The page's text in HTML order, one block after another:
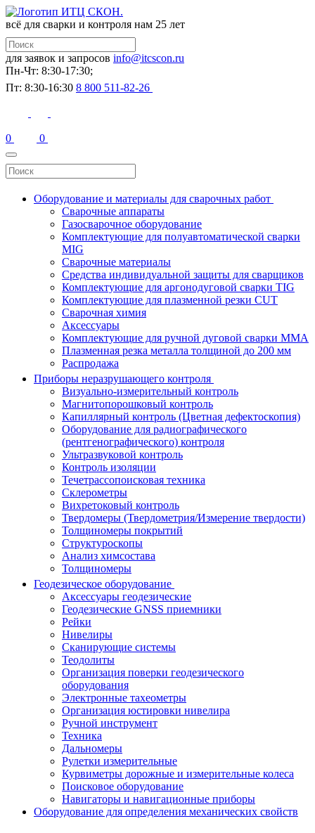
всё для сварки и контроля нам 25 лет
для заявок и запросов info@itcscon.ru
Пн-Чт: 8:30-17:30;
Пт: 8:30-16:30 8 800 511-82-26
0 0
Оборудование и материалы для сварочных работ
Сварочные аппараты
Газосварочное оборудование
Комплектующие для полуавтоматической сварки
MIG
Сварочные материалы
Средства индивидуальной защиты для сварщиков
Комплектующие для аргонодуговой сварки TIG
Комплектующие для плазменной резки CUT
Сварочная химия
Аксессуары
Комплектующие для ручной дуговой сварки MMA
Плазменная резка металла толщиной до 200 мм
Распродажа
Приборы неразрушающего контроля
Визуально-измерительный контроль
Магнитопорошковый контроль
Капиллярный контроль (Цветная дефектоскопия)
Оборудование для радиографического
(рентгенографического) контроля
Ультразвуковой контроль
Контроль изоляции
Течетрассопоисковая техника
Склерометры
Вихретоковый контроль
Твердомеры (Твердометрия/Измерение твердости)
Толщиномеры покрытий
Структуроскопы
Анализ химсостава
Толщиномеры
Геодезическое оборудование
Аксессуары геодезические
Геодезические GNSS приемники
Рейки
Нивелиры
Сканирующие системы
Теодолиты
Организация поверки геодезического
оборудования
Электронные тахеометры
Организация юстировки нивелира
Ручной инструмент
Техника
Дальномеры
Рулетки измерительные
Курвиметры дорожные и измерительные колеса
Поисковое оборудование
Навигаторы и навигационные приборы
Оборудование для определения механических свойств